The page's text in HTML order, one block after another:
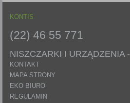
KONTIS
(22) 46 55 771
NISZCZARKI I URZĄDZENIA -
KONTAKT
MAPA STRONY
EKO BIURO
REGULAMIN